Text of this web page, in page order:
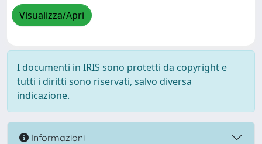
Visualizza/Apri
I documenti in IRIS sono protetti da copyright e
tutti i diritti sono riservati, salvo diversa
indicazione.
Informazioni